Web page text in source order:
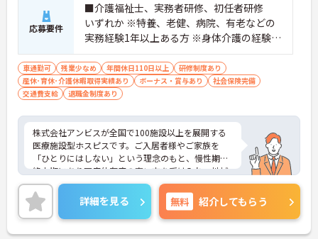
応募要件
■介護福祉士、実務者研修、初任者研修
いずれか ※特養、老健、病院、有老などの
実務経験1年以上ある方 ※身体介護の経験年
以上ある方、機械浴の使用の経験のある方
歓迎
車通勤可 残業少なめ 年間休日110日以上
研修制度あり
産休･育休･介護休暇取得実績あり
ボーナス・賞与あり
社会保険完備
交通費支給
退職金制度あり
株式会社アンビスが全国で100施設以上を展開する
医療施設型ホスピスです。ご入居者様やご家族を
「ひとりにはしない」という理念のもと、慢性期や
終末期にあり医療依存度の高い方を受け入れ、地域
医療を支える社会的意義の高い事業を推進していま
す。現場には看護師が24時間常駐しています。急変
時の対応や医療行為は看護師が担当するため、初任
者研修や実務者研修の方も食事介助や入浴介助など
の生活を支えるケアに専念できる環境です。多職種
詳細を見る 無料 紹介してもらう